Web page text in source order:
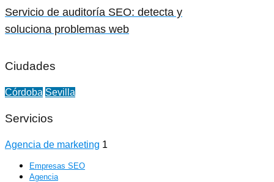
Servicio de auditoría SEO: detecta y
soluciona problemas web
Ciudades
Córdoba Sevilla
Servicios
Agencia de marketing 1
Empresas SEO
Agencia